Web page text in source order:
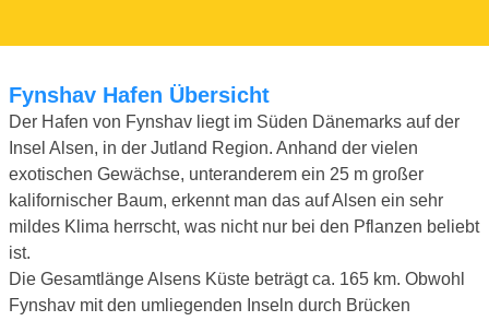
Fynshav Hafen Übersicht
Der Hafen von Fynshav liegt im Süden Dänemarks auf der
Insel Alsen, in der Jutland Region. Anhand der vielen
exotischen Gewächse, unteranderem ein 25 m großer
kalifornischer Baum, erkennt man das auf Alsen ein sehr
mildes Klima herrscht, was nicht nur bei den Pflanzen beliebt
ist.
Die Gesamtlänge Alsens Küste beträgt ca. 165 km. Obwohl
Fynshav mit den umliegenden Inseln durch Brücken